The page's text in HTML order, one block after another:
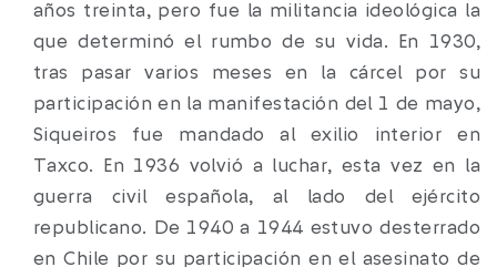
años treinta, pero fue la militancia ideológica la
que determinó el rumbo de su vida. En 1930,
tras pasar varios meses en la cárcel por su
participación en la manifestación del 1 de mayo,
Siqueiros fue mandado al exilio interior en
Taxco. En 1936 volvió a luchar, esta vez en la
guerra civil española, al lado del ejército
republicano. De 1940 a 1944 estuvo desterrado
en Chile por su participación en el asesinato de